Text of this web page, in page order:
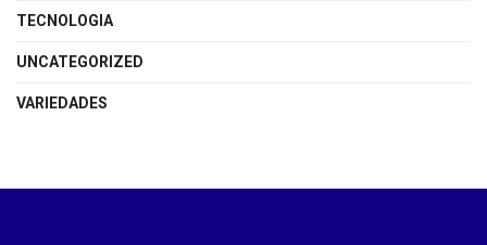
TECNOLOGIA
UNCATEGORIZED
VARIEDADES